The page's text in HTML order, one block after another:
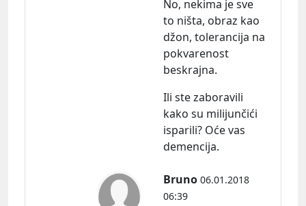
No, nekima je sve
to ništa, obraz kao
džon, tolerancija na
pokvarenost
beskrajna.
Ili ste zaboravili
kako su milijunčići
isparili? Oće vas
demencija.
Bruno 06.01.2018
06:39